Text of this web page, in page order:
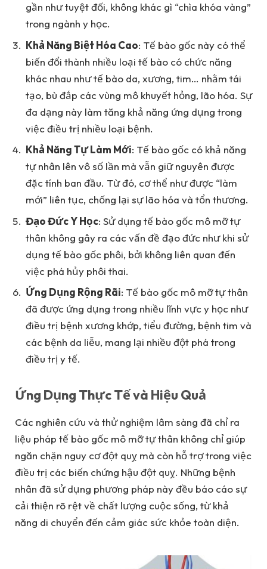
gần như tuyệt đối, không khác gì “chìa khóa vàng”
trong ngành y học.
Khả Năng Biệt Hóa Cao: Tế bào gốc này có thể
biến đổi thành nhiều loại tế bào có chức năng
khác nhau như tế bào da, xương, tim… nhằm tái
tạo, bù đắp các vùng mô khuyết hỏng, lão hóa. Sự
đa dạng này làm tăng khả năng ứng dụng trong
việc điều trị nhiều loại bệnh.
Khả Năng Tự Làm Mới: Tế bào gốc có khả năng
tự nhân lên vô số lần mà vẫn giữ nguyên được
đặc tính ban đầu. Từ đó, cơ thể như được “làm
mới” liên tục, chống lại sự lão hóa và tổn thương.
Đạo Đức Y Học: Sử dụng tế bào gốc mô mỡ tự
thân không gây ra các vấn đề đạo đức như khi sử
dụng tế bào gốc phôi, bởi không liên quan đến
việc phá hủy phôi thai.
Ứng Dụng Rộng Rãi: Tế bào gốc mô mỡ tự thân
đã được ứng dụng trong nhiều lĩnh vực y học như
điều trị bệnh xương khớp, tiểu đường, bệnh tim và
các bệnh da liễu, mang lại nhiều đột phá trong
điều trị y tế.
Ứng Dụng Thực Tế và Hiệu Quả
Các nghiên cứu và thử nghiệm lâm sàng đã chỉ ra
liệu pháp tế bào gốc mô mỡ tự thân không chỉ giúp
ngăn chặn nguy cơ đột quỵ mà còn hỗ trợ trong việc
điều trị các biến chứng hậu đột quỵ. Những bệnh
nhân đã sử dụng phương pháp này đều báo cáo sự
cải thiện rõ rệt về chất lượng cuộc sống, từ khả
năng di chuyển đến cảm giác sức khỏe toàn diện.